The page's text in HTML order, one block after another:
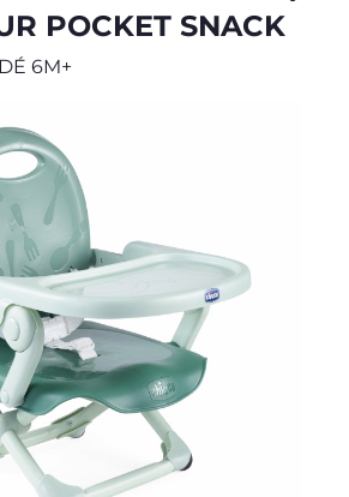
POCKET SNACK
6M+